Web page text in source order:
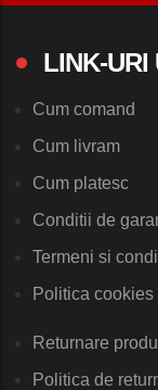
LINK-URI
Cum comand
Cum livram
Cum platesc
Conditii de
Termeni si
Politica cookies
Returnare
Politica de